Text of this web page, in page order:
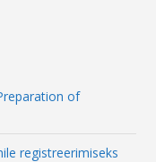
of
registreerimiseks